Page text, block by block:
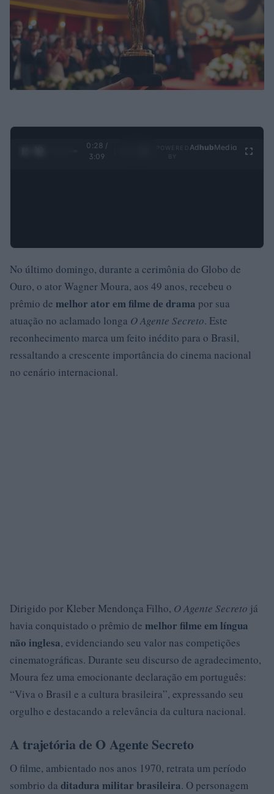
0:29 /
3:09
Ad hubMedia
No último domingo, durante a cerimônia do Globo de
Ouro, o ator Wagner Moura, aos 49 anos, recebeu o
prêmio de melhor ator em filme de drama por sua
atuação no aclamado longa O Agente Secreto. Este
reconhecimento marca um feito inédito para o Brasil,
ressaltando a crescente importância do cinema nacional
no cenário internacional.
Dirigido por Kleber Mendonça Filho, O Agente Secreto já
havia conquistado o prêmio de melhor filme em língua
não inglesa, evidenciando seu valor nas competições
cinematográficas. Durante seu discurso de agradecimento,
Moura fez uma emocionante declaração em português:
“Viva o Brasil e a cultura brasileira”, expressando seu
orgulho e destacando a relevância da cultura nacional.
A trajetória de O Agente Secreto
O filme, ambientado nos anos 1970, retrata um período
sombrio da ditadura militar brasileira. O personagem